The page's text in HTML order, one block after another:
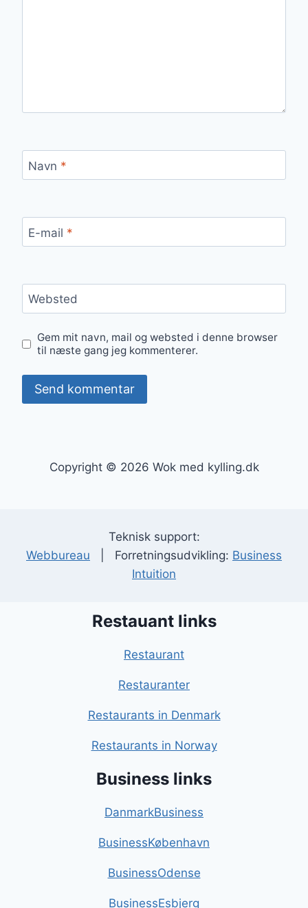
Navn *
E-mail *
Websted
Gem mit navn, mail og websted i denne browser
til næste gang jeg kommenterer.
Copyright © 2026 Wok med kylling.dk
Teknisk support:
Webbureau | Forretningsudvikling: Business
Intuition
Restauant links
Restaurant
Restauranter
Restaurants in Denmark
Restaurants in Norway
Business links
DanmarkBusiness
BusinessKøbenhavn
BusinessOdense
BusinessEsbjerg